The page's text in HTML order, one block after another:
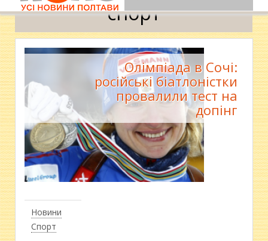
спорт
Новини
Спорт
Олімпіада в Сочі:
російські біатлоністки
провалили тест на
допінг